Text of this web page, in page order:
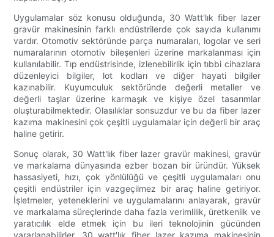
Uygulamalar söz konusu olduğunda, 30 Watt'lık fiber lazer
gravür makinesinin farklı endüstrilerde çok sayıda kullanımı
vardır. Otomotiv sektöründe parça numaraları, logolar ve seri
numaralarının otomotiv bileşenleri üzerine markalanması için
kullanılabilir. Tıp endüstrisinde, izlenebilirlik için tıbbi cihazlara
düzenleyici bilgiler, lot kodları ve diğer hayati bilgiler
kazınabilir. Kuyumculuk sektöründe değerli metaller ve
değerli taşlar üzerine karmaşık ve kişiye özel tasarımlar
oluşturabilmektedir. Olasılıklar sonsuzdur ve bu da fiber lazer
kazıma makinesini çok çeşitli uygulamalar için değerli bir araç
haline getirir.
Sonuç olarak, 30 Watt'lık fiber lazer gravür makinesi, gravür
ve markalama dünyasında ezber bozan bir üründür. Yüksek
hassasiyeti, hızı, çok yönlülüğü ve çeşitli uygulamaları onu
çeşitli endüstriler için vazgeçilmez bir araç haline getiriyor.
İşletmeler, yeteneklerini ve uygulamalarını anlayarak, gravür
ve markalama süreçlerinde daha fazla verimlilik, üretkenlik ve
yaratıcılık elde etmek için bu ileri teknolojinin gücünden
yararlanabilirler. 30 watt'lık fiber lazer kazıma makinesinin